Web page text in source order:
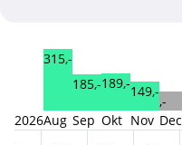
2026
315,-
Aug
185,-
Sep
189,-
Okt
149,-
Nov
,-
Dec